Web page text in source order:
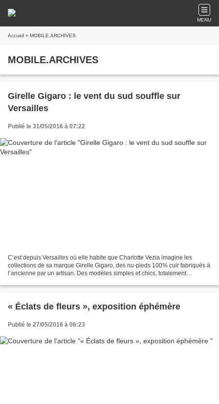
MENU
Accueil » MOBILE.ARCHIVES
MOBILE.ARCHIVES
Girelle Gigaro : le vent du sud souffle sur
Versailles
Publié le 31/05/2016 à 07:22
C’est depuis Versailles où elle habite que Charlotte Vezia imagine les
collections de sa marque Girelle Gigaro, des nu-pieds 100% cuir fabriqués à
l’ancienne par un artisan. Des modèles simples et chics, totalement
« Éclats de fleurs », exposition éphémère
Publié le 27/05/2016 à 06:23